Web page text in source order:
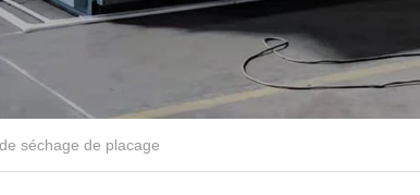
séchage de placage